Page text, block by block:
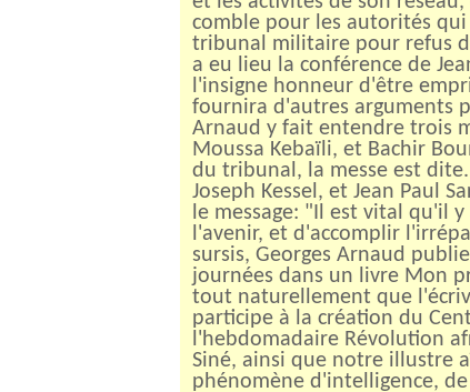
comble pour les autorités
tribunal militaire pour refus
a eu lieu la conférence de
l'insigne honneur d'être
fournira d'autres arguments
Arnaud y fait entendre trois
Moussa Kebaïli, et Bachir
du tribunal, la messe est
Joseph Kessel, et Jean Paul
le message: "Il est vital qu'il
l'avenir, et d'accomplir
sursis, Georges Arnaud
journées dans un livre Mon
tout naturellement que
participe à la création du
l'hebdomadaire Révolution
Siné, ainsi que notre illustre
phénomène d'intelligence,